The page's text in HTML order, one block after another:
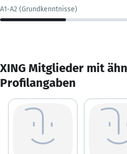
A1-A2 (Grundkenntnisse)
XING Mitglieder mit
Profilangaben